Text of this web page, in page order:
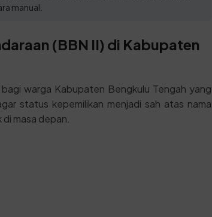
manual.
(BBN II) di Kabupaten
warga Kabupaten Bengkulu Tengah yang
status kepemilikan menjadi sah atas nama
masa depan.